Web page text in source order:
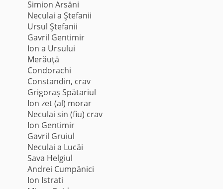
Simion Arsăni
Neculai a Ştefanii
Ursul Ştefanii
Gavril Gentimir
Ion a Ursului
Merăuţă
Condorachi
Constandin, crav
Grigoraş Spătariul
Ion zet (al) morar
Neculai sin (fiu) crav
Ion Gentimir
Gavril Gruiul
Neculai a Lucăi
Sava Helgiul
Andrei Cumpănici
Ion Istrati